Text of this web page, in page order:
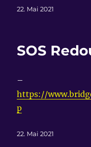
Veröffentlicht
22. Mai 2021
SOS
–
https://
p
Veröffentlicht
22. Mai 2021